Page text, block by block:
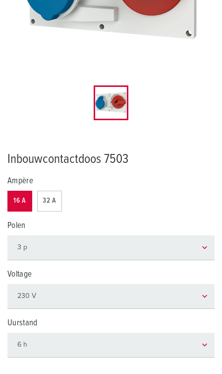
Inbouwcontactdoos 7503
Ampère
16 A 32 A
Polen
Voltage
Uurstand